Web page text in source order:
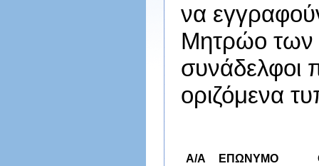
να
Μητρώο των
συνάδελφοι
οριζόμενα
Α/Α ΕΠΩΝΥΜΟ